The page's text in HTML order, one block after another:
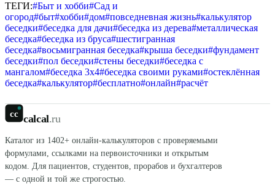
ТЕГИ:#Быт и хобби#Сад и
огород#быт#хобби#дом#повседневная жизнь#калькулятор
беседки#беседка для дачи#беседка из дерева#металлическая
беседка#беседка из бруса#шестигранная
беседка#восьмигранная беседка#крыша беседки#фундамент
беседки#пол беседки#стены беседки#беседка с
мангалом#беседка 3x4#беседка своими руками#остеклённая
беседка#калькулятор#бесплатно#онлайн#расчёт
cc calcal.ru
Каталог из 1402+ онлайн-калькуляторов с проверяемыми
формулами, ссылками на первоисточники и открытым
кодом. Для пациентов, студентов, прорабов и бухгалтеров
— с одной и той же строгостью.